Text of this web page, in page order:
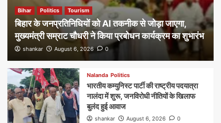
Bihar Politics Tourism
बिहार के जनप्रतिनिधियों को AI तकनीक से जोड़ा जाएगा,
मुख्यमंत्री सम्राट चौधरी ने किया प्रबोधन कार्यक्रम का शुभारंभ
shankar August 6, 2026 0
Nalanda Politics
भारतीय कम्युनिस्ट पार्टी की राष्ट्रीय पदयात्रा
नालंदा में शुरू, जनविरोधी नीतियों के खिलाफ
बुलंद हुई आवाज
shankar August 6, 2026 0